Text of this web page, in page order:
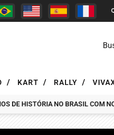
/ KART / RALLY /
HISTÓRIA NO BRASIL COM